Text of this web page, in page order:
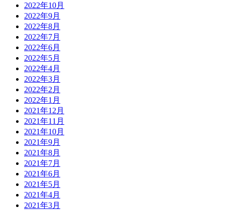
2022年10月
2022年9月
2022年8月
2022年7月
2022年6月
2022年5月
2022年4月
2022年3月
2022年2月
2022年1月
2021年12月
2021年11月
2021年10月
2021年9月
2021年8月
2021年7月
2021年6月
2021年5月
2021年4月
2021年3月